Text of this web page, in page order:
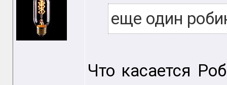
еще один
Что касается